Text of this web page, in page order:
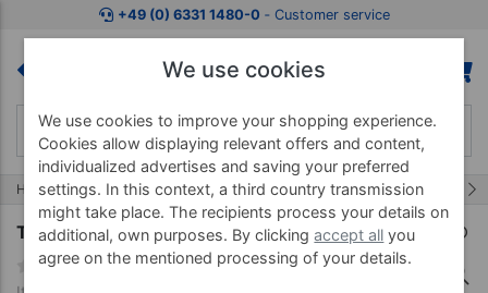
Jump to shopping area Jump to product description
+49 (0) 6331 1480-0 ‐ Customer service
Home Exercise Bands Thera Band 61/66
Thera-Band Gym incl. 8x Assist
We use cookies
We use cookies to improve your shopping experience.
Cookies allow displaying relevant offers and content,
individualized advertises and saving your preferred
settings. In this context, a third country transmission
might take place. The recipients process your details on
additional, own purposes. By clickingaccept all you
agree on the mentioned processing of your details.